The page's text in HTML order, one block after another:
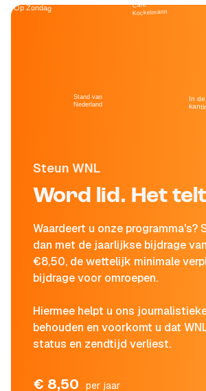
Steun WNL
Word lid. Het
Waardeert u onze programma's?
dan met de jaarlijkse bijdrage
€8,50, de wettelijk minimale
bijdrage voor omroepen.
Hiermee helpt u ons
behouden en voorkomt u dat
status en zendtijd verliest.
€ 8,50 per jaar
Op Zondag
Stand van
Nederland
Café
Kockelmann
In de